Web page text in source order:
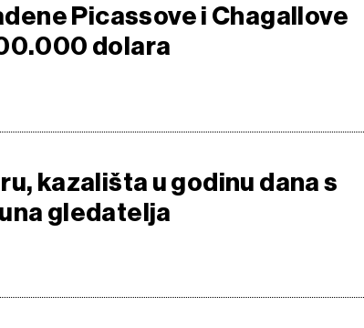
Picassove i Chagallove
dolara
kazališta u godinu dana s
gledatelja